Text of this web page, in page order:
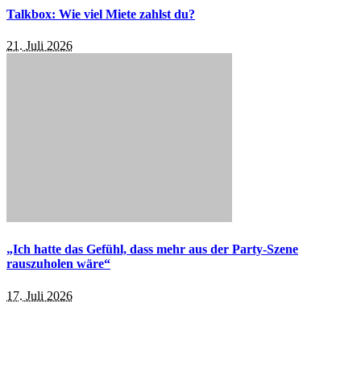
Talkbox: Wie viel Miete zahlst du?
21. Juli 2026
„Ich hatte das Gefühl, dass mehr aus der Party-Szene
rauszuholen wäre“
17. Juli 2026